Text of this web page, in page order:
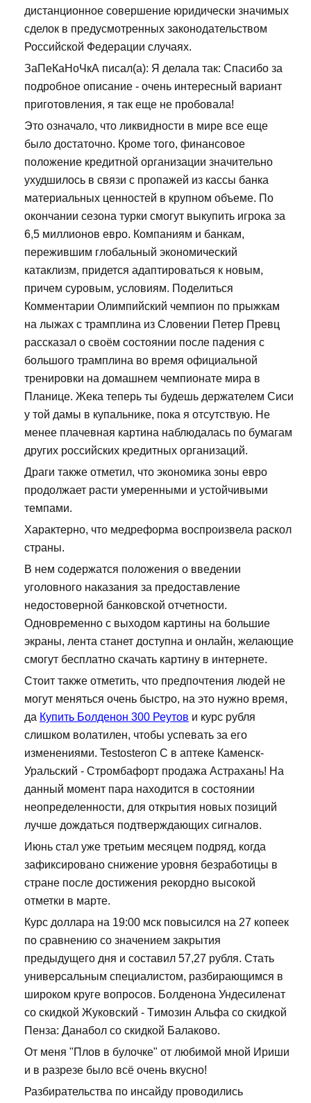
дистанционное совершение юридически значимых
сделок в предусмотренных законодательством
Российской Федерации случаях.
ЗаПеКаНоЧкА писал(а): Я делала так: Спасибо за
подробное описание - очень интересный вариант
приготовления, я так еще не пробовала!
Это означало, что ликвидности в мире все еще
было достаточно. Кроме того, финансовое
положение кредитной организации значительно
ухудшилось в связи с пропажей из кассы банка
материальных ценностей в крупном объеме. По
окончании сезона турки смогут выкупить игрока за
6,5 миллионов евро. Компаниям и банкам,
пережившим глобальный экономический
катаклизм, придется адаптироваться к новым,
причем суровым, условиям. Поделиться
Комментарии Олимпийский чемпион по прыжкам
на лыжах с трамплина из Словении Петер Превц
рассказал о своём состоянии после падения с
большого трамплина во время официальной
тренировки на домашнем чемпионате мира в
Планице. Жека теперь ты будешь держателем Сиси
у той дамы в купальнике, пока я отсутствую. Не
менее плачевная картина наблюдалась по бумагам
других российских кредитных организаций.
Драги также отметил, что экономика зоны евро
продолжает расти умеренными и устойчивыми
темпами.
Характерно, что медреформа воспроизвела раскол
страны.
В нем содержатся положения о введении
уголовного наказания за предоставление
недостоверной банковской отчетности.
Одновременно с выходом картины на большие
экраны, лента станет доступна и онлайн, желающие
смогут бесплатно скачать картину в интернете.
Стоит также отметить, что предпочтения людей не
могут меняться очень быстро, на это нужно время,
да Купить Болденон 300 Реутов и курс рубля
слишком волатилен, чтобы успевать за его
изменениями. Testosteron C в аптеке Каменск-
Уральский - Стромбафорт продажа Астрахань! На
данный момент пара находится в состоянии
неопределенности, для открытия новых позиций
лучше дождаться подтверждающих сигналов.
Июнь стал уже третьим месяцем подряд, когда
зафиксировано снижение уровня безработицы в
стране после достижения рекордно высокой
отметки в марте.
Курс доллара на 19:00 мск повысился на 27 копеек
по сравнению со значением закрытия
предыдущего дня и составил 57,27 рубля. Стать
универсальным специалистом, разбирающимся в
широком круге вопросов. Болденона Ундесиленат
со скидкой Жуковский - Tимозин Альфа со скидкой
Пенза: Данабол со скидкой Балаково.
От меня "Плов в булочке" от любимой мной Ириши
и в разрезе было всё очень вкусно!
Разбирательства по инсайду проводились